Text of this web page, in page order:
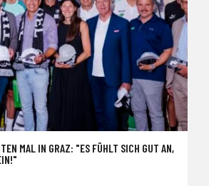
MAL IN GRAZ: "ES FÜHLT SICH GUT AN,